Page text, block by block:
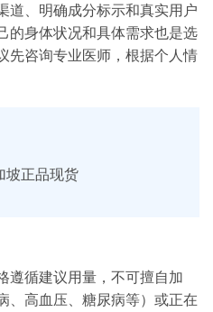
道、明确成分标示和真实用户
的身体状况和具体需求也是选
先咨询专业医师，根据个人情
坡正品现货
遵循建议用量，不可擅自加
、高血压、糖尿病等）或正在